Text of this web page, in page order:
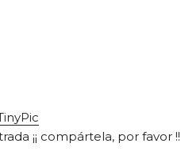
¡¡ compártela, por favor !!